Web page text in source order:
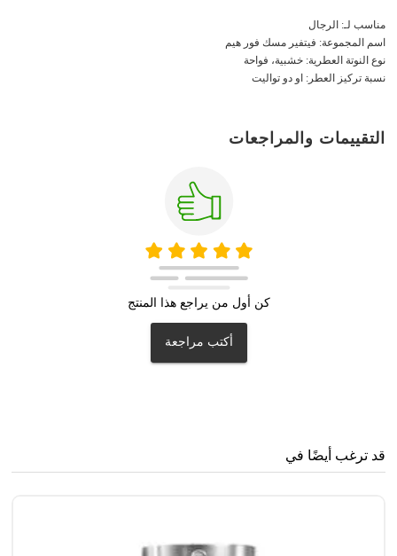
مناسب لـ: الرجال
اسم المجموعة: فيتفير مسك فور هيم
نوع النوتة العطرية: خشبية، فواحة
نسبة تركيز العطر: او دو تواليت
التقييمات والمراجعات
كن أول من يراجع هذا المنتج
أكتب مراجعة
قد ترغب أيضًا في